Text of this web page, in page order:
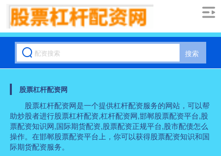
搜索
股票杠杆配资网
股票杠杆配资网是一个提供杠杆配资服务的网站，可以帮
助炒股者进行股票杠杆配资,杠杆配资网,邯郸股票配资平台,股
票配资知识网,国际期货配资,股票配资正规平台,股市配债怎么
操作。在邯郸股票配资平台上，你可以获得股票配资知识和国
际期货配资服务。